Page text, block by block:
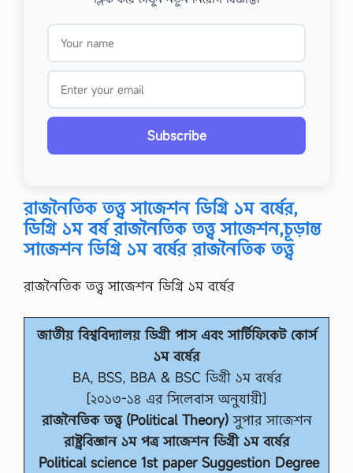
Subscribe
রাজনৈতিক তত্ত্ব সাজেশন ডিগ্রি ১ম বর্ষের,
ডিগ্রি ১ম বর্ষ রাজনৈতিক তত্ত্ব সাজেশন,চূড়ান্ত
সাজেশন ডিগ্রি ১ম বর্ষের রাজনৈতিক তত্ত্ব
রাজনৈতিক তত্ত্ব সাজেশন ডিগ্রি ১ম বর্ষের
জাতীয় বিশ্ববিদ্যালয় ডিগ্রী পাস এবং সার্টিফিকেট কোর্স
১ম বর্ষের
BA, BSS, BBA & BSC ডিগ্রী ১ম বর্ষের
[২০১৩-১৪ এর সিলেবাস অনুযায়ী]
রাজনৈতিক তত্ত্ব (Political Theory)সুপার সাজেশন
রাষ্ট্রবিজ্ঞান ১ম পত্র সাজেশন ডিগ্রী ১ম বর্ষের
Political science 1st paper Suggestion Degree